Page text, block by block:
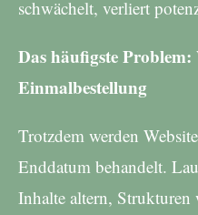
schwächelt, verliert
Das häufigste Problem:
Einmalbestellung
Trotzdem werden
Enddatum behandelt.
Inhalte altern,